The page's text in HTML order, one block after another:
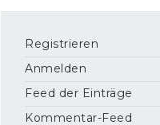
Registrieren
Anmelden
Feed der Einträge
Kommentar-Feed